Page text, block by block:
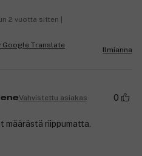
2 vuotta sitten |
Ilmianna
Vahvistettu asiakas 0
määrästä riippumatta.